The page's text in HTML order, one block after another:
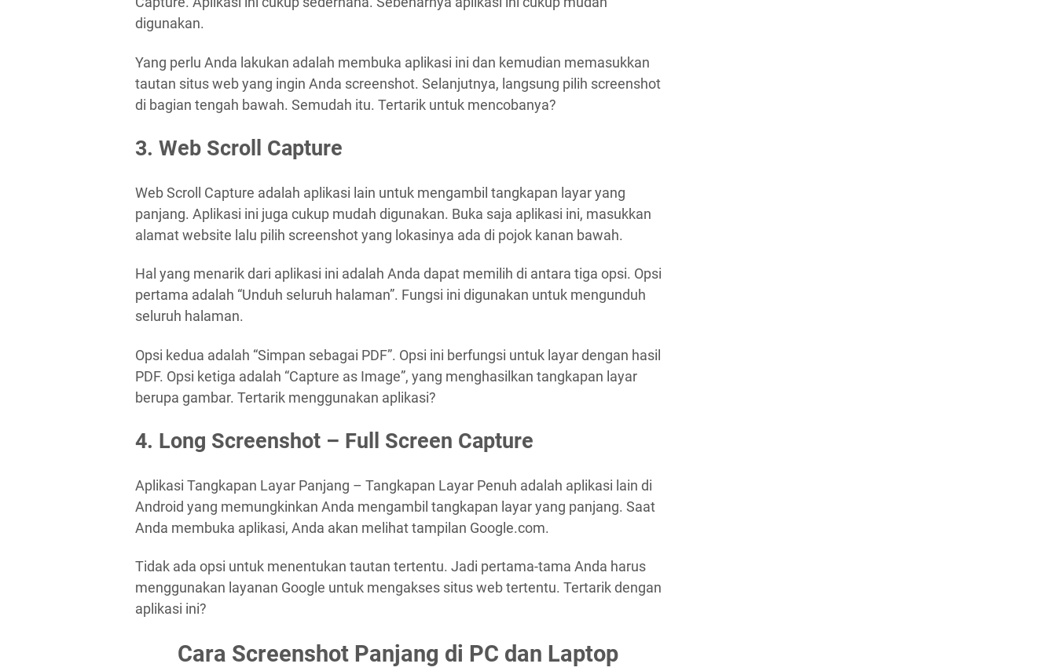
digunakan.
Yang perlu Anda lakukan adalah membuka aplikasi ini dan kemudian memasukkan
tautan situs web yang ingin Anda screenshot. Selanjutnya, langsung pilih screenshot
di bagian tengah bawah. Semudah itu. Tertarik untuk mencobanya?
3. Web Scroll Capture
Web Scroll Capture adalah aplikasi lain untuk mengambil tangkapan layar yang
panjang. Aplikasi ini juga cukup mudah digunakan. Buka saja aplikasi ini, masukkan
alamat website lalu pilih screenshot yang lokasinya ada di pojok kanan bawah.
Hal yang menarik dari aplikasi ini adalah Anda dapat memilih di antara tiga opsi. Opsi
pertama adalah “Unduh seluruh halaman”. Fungsi ini digunakan untuk mengunduh
seluruh halaman.
Opsi kedua adalah “Simpan sebagai PDF”. Opsi ini berfungsi untuk layar dengan hasil
PDF. Opsi ketiga adalah “Capture as Image”, yang menghasilkan tangkapan layar
berupa gambar. Tertarik menggunakan aplikasi?
4. Long Screenshot – Full Screen Capture
Aplikasi Tangkapan Layar Panjang – Tangkapan Layar Penuh adalah aplikasi lain di
Android yang memungkinkan Anda mengambil tangkapan layar yang panjang. Saat
Anda membuka aplikasi, Anda akan melihat tampilan Google.com.
Tidak ada opsi untuk menentukan tautan tertentu. Jadi pertama-tama Anda harus
menggunakan layanan Google untuk mengakses situs web tertentu. Tertarik dengan
aplikasi ini?
Cara Screenshot Panjang di PC dan Laptop